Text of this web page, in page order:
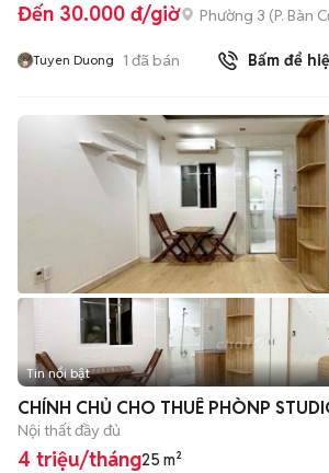
Đến 30.000 đ/giờ Phường 3 (P. Bàn
Tuyen Duong 1 đã bán Bấm để
Tin nổi bật
CHÍNH CHỦ CHO THUÊ PHÒNP
Nội thất đầy đủ
4 triệu/tháng25 m²